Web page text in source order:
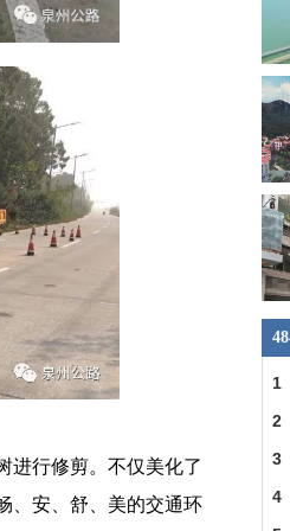
进行修剪。不仅美化了
、安、舒、美的交通环
1
2
3
州4